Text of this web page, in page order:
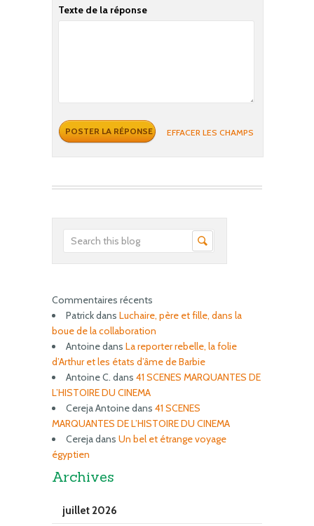
Texte de la réponse
EFFACER LES CHAMPS
Commentaires récents
Patrickdans Luchaire, père et fille, dans la
boue de la collaboration
Antoinedans La reporter rebelle, la folie
d’Arthur et les états d’âme de Barbie
Antoine C. dans 41 SCENES MARQUANTES DE
L’HISTOIRE DU CINEMA
Cereja Antoinedans 41 SCENES
MARQUANTES DE L’HISTOIRE DU CINEMA
Cerejadans Un bel et étrange voyage
égyptien
Archives
juillet 2026